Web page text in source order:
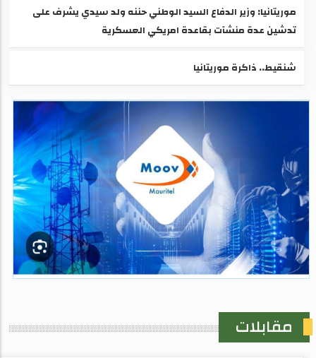
موريتانيا: وزير الدفاع السيد الوطني حننه ولد سيدي يشرف على
تدشين عدة منشآت بقاعدة امريكي العسكرية
شنقيط.. ذاكرة موريتانيا
مقابلات